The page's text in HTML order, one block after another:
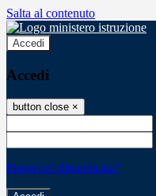
Salta al contenuto
Accedi
Accedi
button close ×
Password dimenticata?